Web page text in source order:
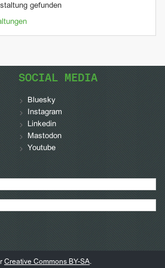
gefunden
SOCIAL MEDIA
Bluesky
Instagram
Linkedin
Mastodon
Youtube
Creative Commons BY-SA.